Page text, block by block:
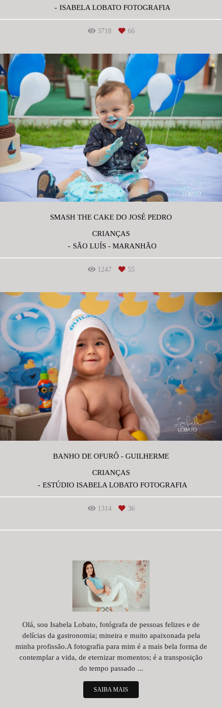
ISABELA LOBATO FOTOGRAFIA
3718 66
SMASH THE CAKE DO JOSÉ PEDRO
CRIANÇAS
SÃO LUÍS - MARANHÃO
1247 55
BANHO DE OFURÔ - GUILHERME
CRIANÇAS
ESTÚDIO ISABELA LOBATO FOTOGRAFIA
1314 36
Olá, sou Isabela Lobato, fotógrafa de pessoas felizes e de
delícias da gastronomia; mineira e muito apaixonada pela
minha profissão.A fotografia para mim é a mais bela forma de
contemplar a vida, de eternizar momentos; é a transposição
do tempo passado ...
SAIBA MAIS